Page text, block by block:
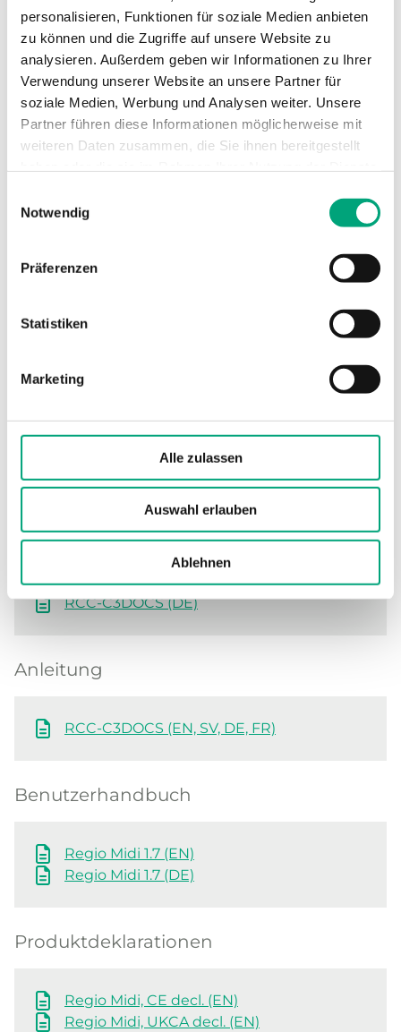
personalisieren, Funktionen für soziale Medien anbieten
zu können und die Zugriffe auf unsere Website zu
analysieren. Außerdem geben wir Informationen zu Ihrer
Verwendung unserer Website an unsere Partner für
soziale Medien, Werbung und Analysen weiter. Unsere
Partner führen diese Informationen möglicherweise mit
weiteren Daten zusammen, die Sie ihnen bereitgestellt
Notwendig
Präferenzen
Statistiken
Marketing
Alle zulassen
Auswahl erlauben
Ablehnen
Kondensationseingänge
(CI)
Digital input
for
condensation
detector KG-
Universalausgänge (UO)
DO 24 V AC/1A,
Genauigkeit,
Material, Gehäuse
Polycarbonate,
Software und Dokumentation
RCC-C3DOCS (EN)
RCC-C3DOCS (DE)
Anleitung
RCC-C3DOCS (EN, SV, DE, FR)
Benutzerhandbuch
Regio Midi 1.7 (EN)
Regio Midi 1.7 (DE)
Produktdeklarationen
Regio Midi, CE decl. (EN)
Regio Midi, UKCA decl. (EN)